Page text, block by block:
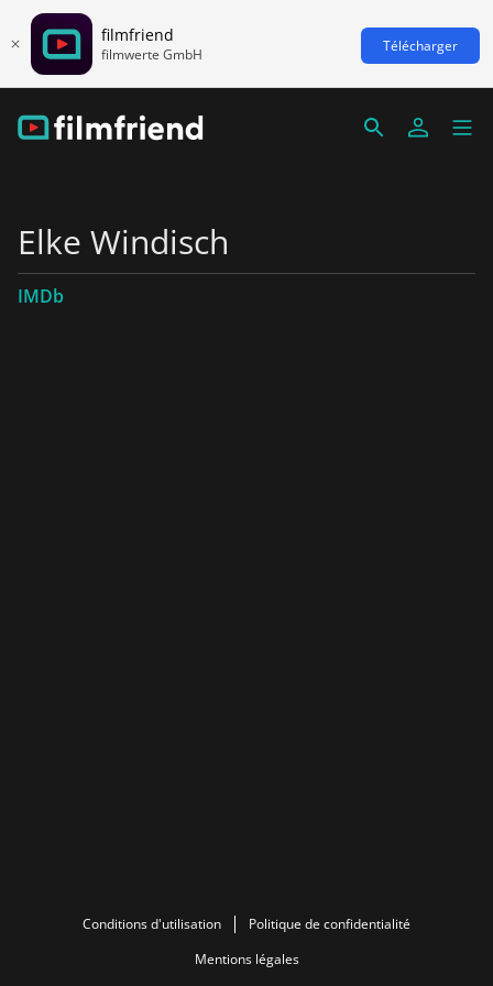
filmfriend
filmwerte GmbH Télécharger
Elke Windisch
IMDb
Conditions d'utilisation
Politique de confidentialité
Mentions légales